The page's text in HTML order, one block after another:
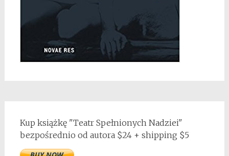
Kup książkę "Teatr Spełnionych Nadziei"
bezpośrednio od autora $24 + shipping $5